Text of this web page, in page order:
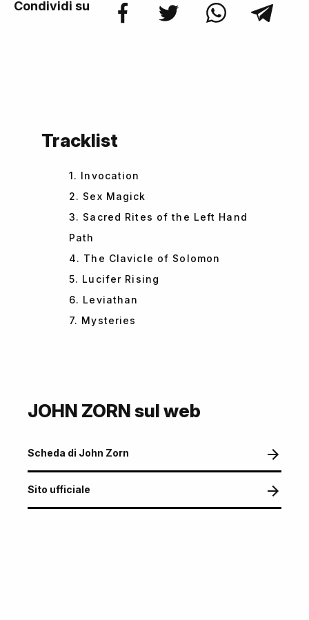
Condividi su
Tracklist
1. Invocation
2. Sex Magick
3. Sacred Rites of the Left Hand
Path
4. The Clavicle of Solomon
5. Lucifer Rising
6. Leviathan
7. Mysteries
JOHN ZORN sul web
Scheda di John Zorn
Sito ufficiale